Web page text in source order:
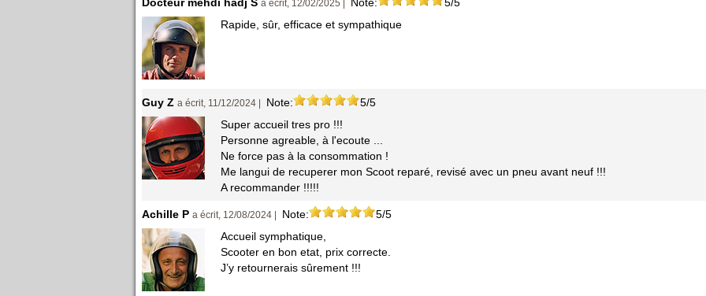
Docteur mehdi hadj S a écrit, 12/02/2025 | Note:
5/5
Rapide, sûr, efficace et sympathique
Guy Z a écrit, 11/12/2024 | Note:
5/5
Super accueil tres pro !!!
Personne agreable, à l'ecoute ...
Ne force pas à la consommation !
Me langui de recuperer mon Scoot reparé, revisé avec un pneu avant neuf !!!
A recommander !!!!!
Achille P a écrit, 12/08/2024 | Note:
5/5
Accueil symphatique,
Scooter en bon etat, prix correcte.
J’y retournerais sûrement !!!